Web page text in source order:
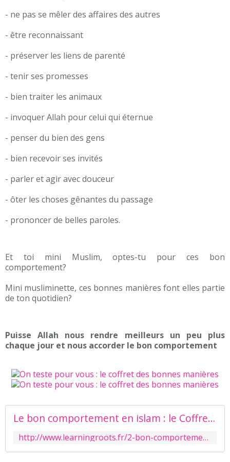
- ne pas se mêler des affaires des autres
- être reconnaissant
- préserver les liens de parenté
- tenir ses promesses
- bien traiter les animaux
- invoquer Allah pour celui qui éternue
- penser du bien des gens
- bien recevoir ses invités
- parler et agir avec douceur
- ôter les choses gênantes du passage
- prononcer de belles paroles.
Et toi mini Muslim, optes-tu pour ces bon
comportement?
Mini musliminette, ces bonnes manières font elles partie
de ton quotidien?
Puisse Allah nous rendre meilleurs un peu plus
chaque jour et nous accorder le bon comportement
Le bon comportement en islam : le Coffret des bonnes manières
http://www.learningroots.fr/2-bon-comportement-coffret-des-bonnes-manieres-9781905516445.html